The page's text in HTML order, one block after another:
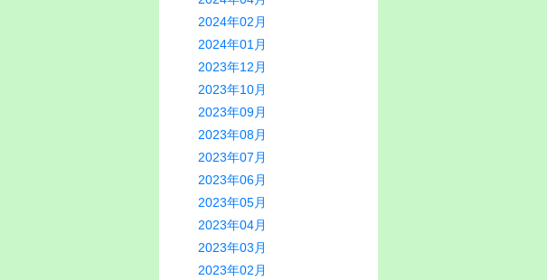
2024年02月
2024年01月
2023年12月
2023年10月
2023年09月
2023年08月
2023年07月
2023年06月
2023年05月
2023年04月
2023年03月
2023年02月